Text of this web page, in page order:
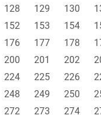
128 129 130
152 153 154
176 177 178
200 201 202
224 225 226
248 249 250
272 273 274